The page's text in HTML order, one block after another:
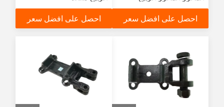
الجسم
احصل على افضل سعر
احصل على افضل سعر